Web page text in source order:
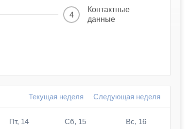
4
Контактные
данные
Следующая неделя
Текущая неделя
Пт, 14 Сб, 15 Вс, 16